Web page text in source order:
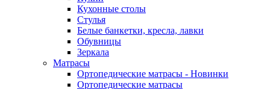
Кухонные столы
Стулья
Белые банкетки, кресла, лавки
Обувницы
Зеркала
Матрасы
Ортопедические матрасы - Новинки
Ортопедические матрасы